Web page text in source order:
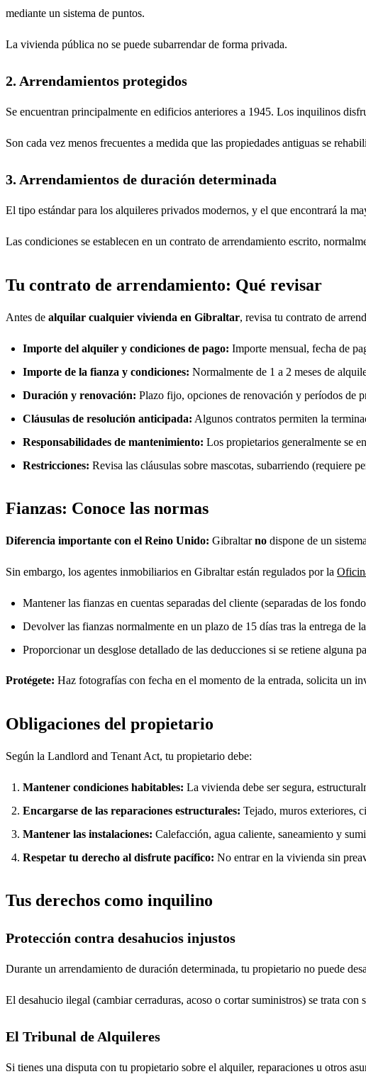
mediante un sistema de puntos.
La vivienda pública no se puede subarrendar de forma privada.
2. Arrendamientos protegidos
Se encuentran principalmente en edificios anteriores a 1945. Los inquilinos
Son cada vez menos frecuentes a medida que las propiedades antiguas se
3. Arrendamientos de duración determinada
El tipo estándar para los alquileres privados modernos, y el que encontrará la
Las condiciones se establecen en un contrato de arrendamiento escrito,
Tu contrato de arrendamiento: Qué revisar
Antes de alquilar cualquier vivienda en Gibraltar, revisa tu contrato de
Importe del alquiler y condiciones de pago: Importe mensual, fecha de
Importe de la fianza y condiciones: Normalmente de 1 a 2 meses de
Duración y renovación: Plazo fijo, opciones de renovación y períodos de
Cláusulas de resolución anticipada: Algunos contratos permiten la
Responsabilidades de mantenimiento: Los propietarios generalmente se
Restricciones: Revisa las cláusulas sobre mascotas, subarriendo (requiere
Fianzas: Conoce las normas
Diferencia importante con el Reino Unido: Gibraltarno dispone de un
Sin embargo, los agentes inmobiliarios en Gibraltar están regulados por la
Mantener las fianzas en cuentas separadas del cliente (separadas de los
Devolver las fianzas normalmente en un plazo de 15 días tras la entrega de
Proporcionar un desglose detallado de las deducciones si se retiene alguna
Protégete: Haz fotografías con fecha en el momento de la entrada, solicita un
Obligaciones del propietario
Según la Landlord and Tenant Act, tu propietario debe:
Mantener condiciones habitables: La vivienda debe ser segura,
Encargarse de las reparaciones estructurales: Tejado, muros exteriores,
Mantener las instalaciones: Calefacción, agua caliente, saneamiento y
Respetar tu derecho al disfrute pacífico: No entrar en la vivienda sin
Tus derechos como inquilino
Protección contra desahucios injustos
Durante un arrendamiento de duración determinada, tu propietario no puede
El desahucio ilegal (cambiar cerraduras, acoso o cortar suministros) se trata con
El Tribunal de Alquileres
Si tienes una disputa con tu propietario sobre el alquiler, reparaciones u otros